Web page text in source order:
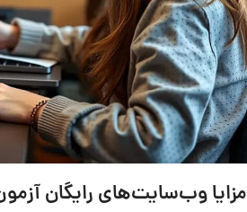
مزایا وب‌سایت‌های رایگان